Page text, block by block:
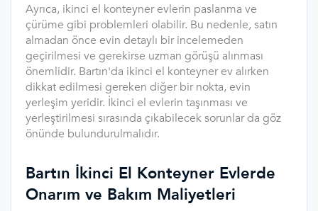
Ayrıca, ikinci el konteyner evlerin paslanma ve
çürüme gibi problemleri olabilir. Bu nedenle, satın
almadan önce evin detaylı bir incelemeden
geçirilmesi ve gerekirse uzman görüşü alınması
önemlidir. Bartın'da ikinci el konteyner ev alırken
dikkat edilmesi gereken diğer bir nokta, evin
yerleşim yeridir. İkinci el evlerin taşınması ve
yerleştirilmesi sırasında çıkabilecek sorunlar da göz
önünde bulundurulmalıdır.
Bartın İkinci El Konteyner Evlerde
Onarım ve Bakım Maliyetleri